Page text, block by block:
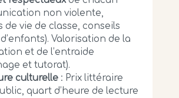
non violente,
de vie de classe, conseils
d’enfants). Valorisation de la
et de l’entraide
et tutorat).
culturelle: Prix littéraire
quart d’heure de lecture